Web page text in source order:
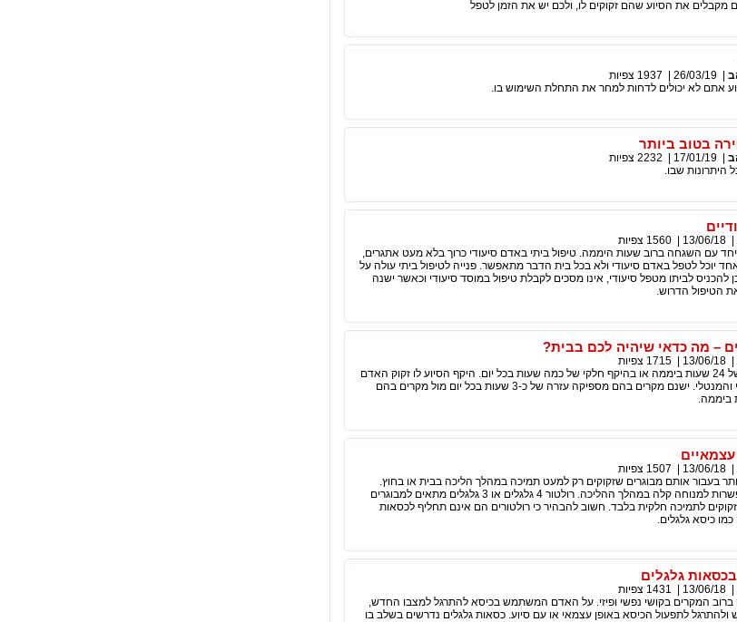
את הסיוע שהם זקוקים לו, ולכם יש את הזמן לטפל
26/03/19
1937 צפיות
אתם לא יכולים לדחות למחר את התחלת השימוש בו.
בטוב ביותר
17/01/19
2232 צפיות
היתרונות שבו.
13/06/18
1560 צפיות
יחד עם השגחה ברוב שעות היממה. טיפול ביתי באדם סיעודי כרוך בלא מעט אתגרים,
יוכל לטפל באדם סיעודי ולא בכל בית הדבר מתאפשר. פנייה לטיפול ביתי עולה על
לביתו מטפל סיעודי, אינו מסכים לקבלת טיפול במוסד סיעודי וכאשר ישנה
הטיפול הדרוש.
– מה כדאי שיהיה לכם בבית?
13/06/18
1715 צפיות
טיפול סיעודי ביתי ניתן בהיקף מלא של 24 שעות ביממה או בהיקף חלקי של כמה שעות בכל יום. היקף הסיוע לו זקוק האדם
המבוגר נקבע בהתאם למצבו הנפשי והמנטלי. ישנם מקרים בהם מספיקה עזרה של כ-3 שעות בכל יום מול מקרים בהם
עצמאיים
13/06/18
1507 צפיות
בעבור אותם מבוגרים שזקוקים רק למעט תמיכה במהלך הליכה בבית או בחוץ.
המתקן מהווה תוספת של יציבות ואפשרות למנוחה קלה במהלך ההליכה. רולטור 4 גלגלים או 3 גלגלים מתאים למבוגרים
לתמיכה חלקית בלבד. חשוב להבהיר כי רולטורים הם אינם תחליף לכסאות
כיסא גלגלים.
גלגלים
13/06/18
1431 צפיות
ברוב המקרים בקושי נפשי ופיזי. על האדם המשתמש בכיסא להתרגל למצבו החדש,
לתפעול הכיסא באופן עצמאי או עם סיוע. כסאות גלגלים נדרשים בשלב בו